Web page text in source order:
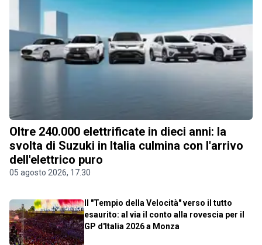
Oltre 240.000 elettrificate in dieci anni: la
svolta di Suzuki in Italia culmina con l'arrivo
dell'elettrico puro
05 agosto 2026, 17.30
Il "Tempio della Velocità" verso il tutto
esaurito: al via il conto alla rovescia per il
GP d'Italia 2026 a Monza